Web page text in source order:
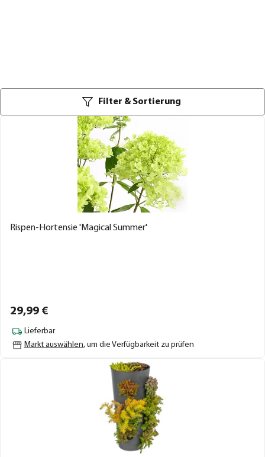
Filter & Sortierung
Rispen-Hortensie 'Magical Summer'
29,99 €
Lieferbar
Markt auswählen, um die Verfügbarkeit zu prüfen